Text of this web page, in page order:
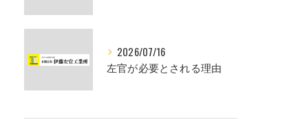
2026/07/16
左官が必要とされる理由